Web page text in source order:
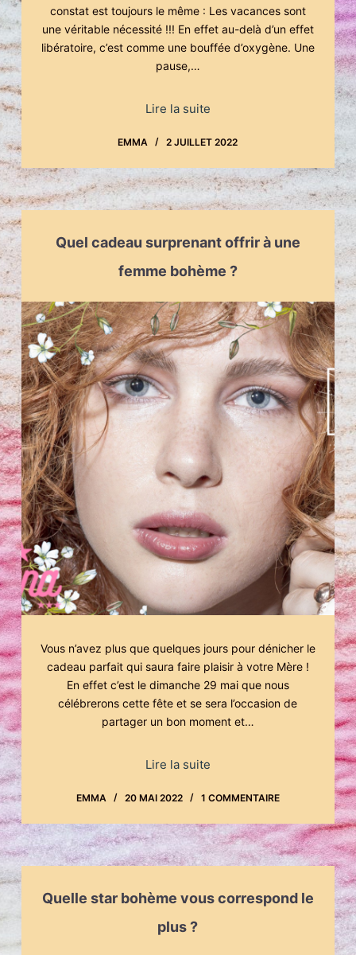
constat est toujours le même : Les vacances sont
une véritable nécessité !!! En effet au-delà d’un effet
libératoire, c’est comme une bouffée d’oxygène. Une
pause,…
Lire la suite
EMMA 2 JUILLET 2022
Quel cadeau surprenant offrir à une
femme bohème ?
Vous n’avez plus que quelques jours pour dénicher le
cadeau parfait qui saura faire plaisir à votre Mère !
En effet c’est le dimanche 29 mai que nous
célébrerons cette fête et se sera l’occasion de
partager un bon moment et…
Lire la suite
EMMA 20 MAI 2022 1 COMMENTAIRE
Quelle star bohème vous correspond le
plus ?